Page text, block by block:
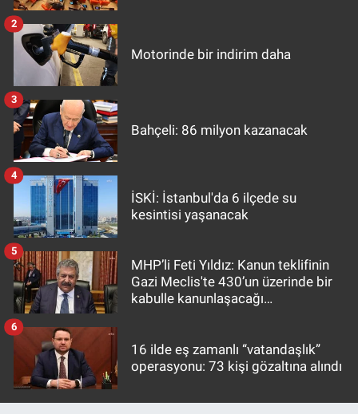
Motorinde bir indirim daha
2
Bahçeli: 86 milyon kazanacak
3
İSKİ: İstanbul'da 6 ilçede su
kesintisi yaşanacak
4
MHP’li Feti Yıldız: Kanun teklifinin
Gazi Meclis'te 430’un üzerinde bir
kabulle kanunlaşacağı
5
16 ilde eş zamanlı “vatandaşlık”
operasyonu: 73 kişi gözaltına alındı
6